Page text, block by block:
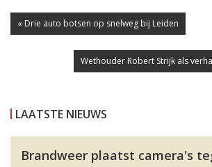
« Drie auto botsen op snelweg bij Leiden
Wethouder Robert Strijk als
LAATSTE NIEUWS
Brandweer plaatst camera's